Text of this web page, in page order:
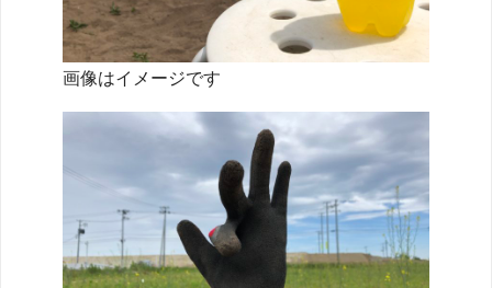
画像はイメージです